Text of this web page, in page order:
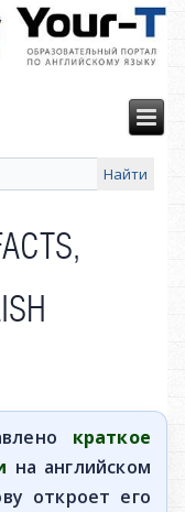
краткое
на английском
откроет его